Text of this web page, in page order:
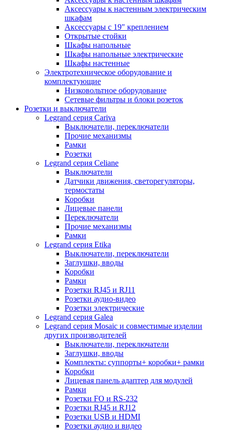
Аксессуары к настенным электрическим
шкафам
Аксессуары с 19" креплением
Открытые стойки
Шкафы напольные
Шкафы напольные электрические
Шкафы настенные
Электротехническое оборудование и
комплектующие
Низковольтное оборудование
Сетевые фильтры и блоки розеток
Розетки и выключатели
Legrand серия Cariva
Выключатели, переключатели
Прочие механизмы
Рамки
Розетки
Legrand серия Celiane
Выключатели
Датчики движения, светорегуляторы,
термостаты
Коробки
Лицевые панели
Переключатели
Прочие механизмы
Рамки
Legrand серия Etika
Выключатели, переключатели
Заглушки, вводы
Коробки
Рамки
Розетки RJ45 и RJ11
Розетки аудио-видео
Розетки электрические
Legrand серия Galea
Legrand серия Mosaic и совместимые изделии
других производителей
Выключатели, переключатели
Заглушки, вводы
Комплекты: суппорты+ коробки+ рамки
Коробки
Лицевая панель адаптер для модулей
Рамки
Розетки FO и RS-232
Розетки RJ45 и RJ12
Розетки USB и HDMI
Розетки аудио и видео